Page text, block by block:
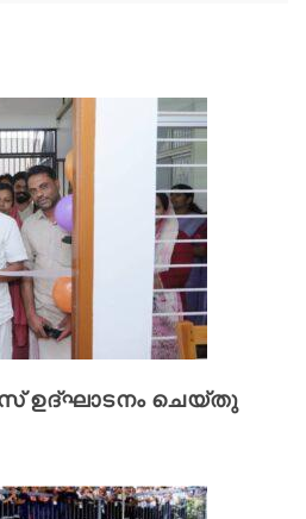
ഉദ്ഘാടനം ചെയ്തു